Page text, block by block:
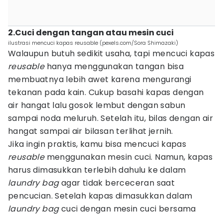
2.Cuci dengan tangan atau mesin cuci
ilustrasi mencuci kapas reusable (pexels.com/Sora Shimazaki)
Walaupun butuh sedikit usaha, tapi mencuci kapas
reusablehanya menggunakan tangan bisa
membuatnya lebih awet karena mengurangi
tekanan pada kain. Cukup basahi kapas dengan
air hangat lalu gosok lembut dengan sabun
sampai noda meluruh. Setelah itu, bilas dengan air
hangat sampai air bilasan terlihat jernih.
Jika ingin praktis, kamu bisa mencuci kapas
reusablemenggunakan mesin cuci. Namun, kapas
harus dimasukkan terlebih dahulu ke dalam
laundry bagagar tidak berceceran saat
pencucian. Setelah kapas dimasukkan dalam
laundry bagcuci dengan mesin cuci bersama